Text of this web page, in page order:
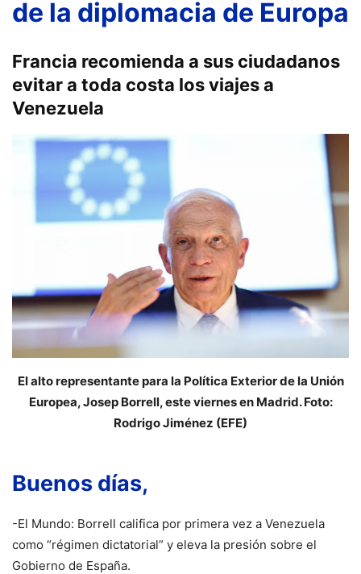
de la diplomacia de Europa
Francia recomienda a sus ciudadanos
evitar a toda costa los viajes a
Venezuela
El alto representante para la Política Exterior de la Unión
Europea, Josep Borrell, este viernes en Madrid. Foto:
Rodrigo Jiménez (EFE)
Buenos días,
-El Mundo: Borrell califica por primera vez a Venezuela
como “régimen dictatorial” y eleva la presión sobre el
Gobierno de España.